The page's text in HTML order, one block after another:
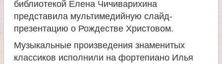
ибиблиотекой Елена Чичиварихина
представила мультимедийную слайд-
презентацию о Рождестве Христовом.
Музыкальные произведения знаменитых
классиков исполнили на фортепиано Илья